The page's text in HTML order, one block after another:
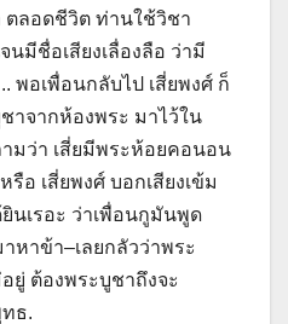
ตลอดชีวิต ท่านใช้วิชา
มีชื่อเสียงเลื่องลือ ว่ามี
พอเพื่อนกลับไป เสี่ยพงศ์ ก็
าจากห้องพระ มาไว้ใน
มว่า เสี่ยมีพระห้อยคอนอน
อ เสี่ยพงศ์ บอกเสียงเข้ม
นเรอะ ว่าเพื่อนกูมันพูด
หาข้า–เลยกลัวว่าพระ
อยู่ ต้องพระบูชาถึงจะ
ธ.